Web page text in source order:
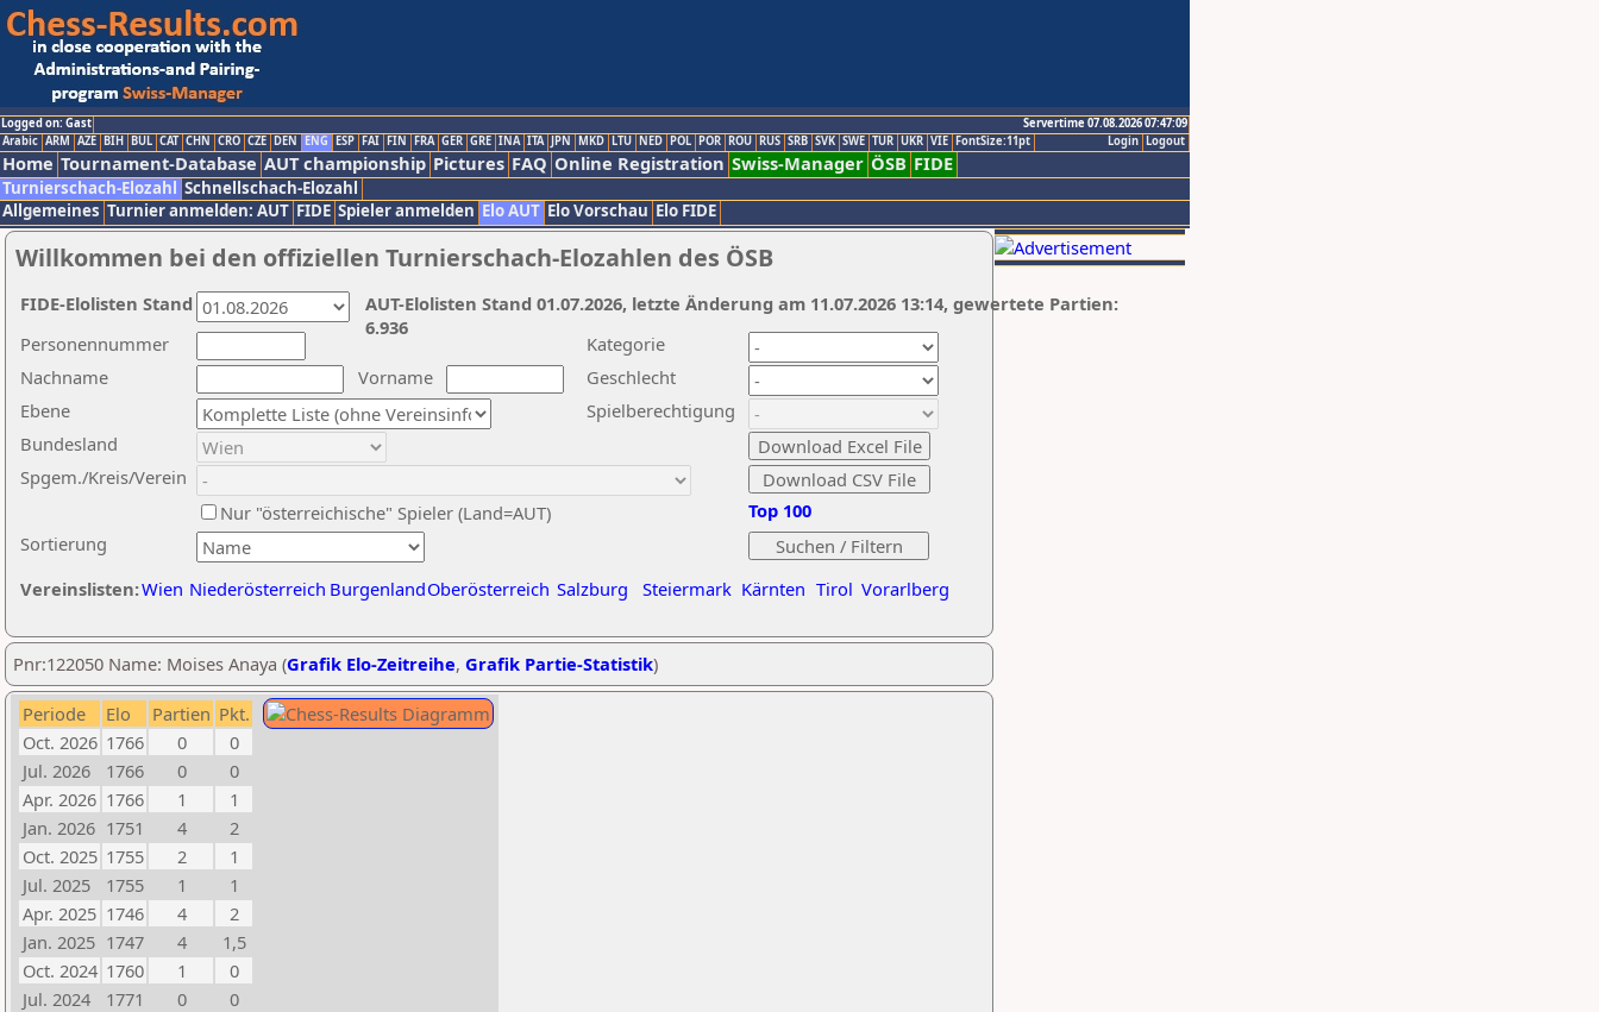
Logged on: Gast
Servertime 07.08.2026 07:47:09
Logout
Login
Arabic ARM AZE BIH BUL CAT CHN CRO CZE DEN ENG ESP FAI FIN FRA GER GRE INA ITA JPN MKD LTU NED POL POR ROU RUS SRB SVK SWE TUR UKR VIE FontSize:11pt
Home Tournament-Database AUT championship Pictures FAQ Online Registration Swiss-Manager ÖSB FIDE
Turnierschach-Elozahl Schnellschach-Elozahl
Allgemeines Turnier anmelden: AUT FIDE Spieler anmelden Elo AUT Elo Vorschau Elo FIDE
Willkommen bei den offiziellen Turnierschach-Elozahlen des ÖSB
Nachname
Vorname
Ebene
Kategorie
Sortierung
Personennummer
Bundesland
Spgem./Kreis/Verein
Geschlecht
Nur "österreichische" Spieler (Land=AUT)
Spielberechtigung
Vereinslisten:Wien Niederösterreich BurgenlandOberösterreich Salzburg Steiermark Kärnten Tirol Vorarlberg
Top 100
AUT-Elolisten Stand 01.07.2026, letzte Änderung am 11.07.2026 13:14, gewertete Partien:
6.936
FIDE-Elolisten Stand
Pnr:122050 Name: Moises Anaya (Grafik Elo-Zeitreihe, Grafik Partie-Statistik)
Periode Elo Partien Pkt.
Oct. 2026 1766 0
0
Jul. 2026
1766 0
0
Apr. 2026 1766 1
1
Jan. 2026 1751 4
2
Oct. 2025 1755 2
1
Jul. 2025
1755 1
1
Apr. 2025 1746 4
2
Jan. 2025 1747 4
1,5
Oct. 2024 1760 1
0
Jul. 2024
1771 0
0